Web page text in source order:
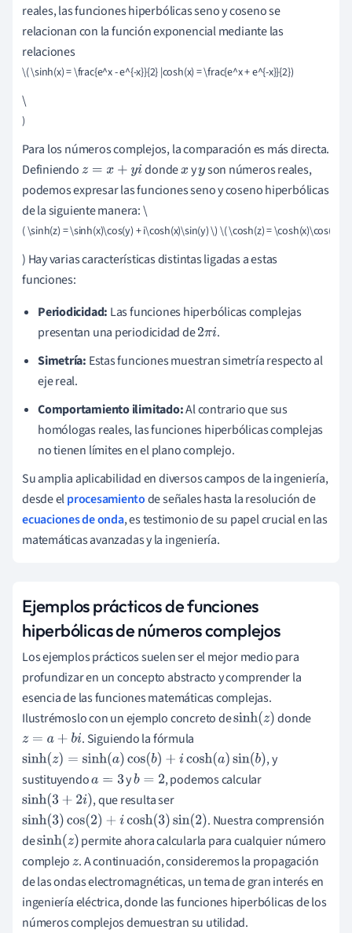
reales, las funciones hiperbólicas seno y coseno se
relacionan con la función exponencial mediante las
relaciones
\( \sinh(x) = \frac{e^x - e^{-x}}{2} |cosh(x) = \frac{e^x + e^{-x}}{2})
\
)
Para los números complejos, la comparación es más directa.
Definiendoz=x+ yi dondex yyson números reales,
podemos expresar las funciones seno y coseno hiperbólicas
de la siguiente manera: \
( \sinh(z) = \sinh(x)\cos(y) + i\cosh(x)\sin(y) \) \( \cosh(z) = \cosh(x)\cos(y)
) Hay varias características distintas ligadas a estas
funciones:
Periodicidad: Las funciones hiperbólicas complejas
presentan una periodicidad de2πi .
Simetría: Estas funciones muestran simetría respecto al
eje real.
Comportamiento ilimitado:Al contrario que sus
homólogas reales, las funciones hiperbólicas complejas
no tienen límites en el plano complejo.
Su amplia aplicabilidad en diversos campos de la ingeniería,
desde elprocesamientode señales hasta la resolución de
ecuaciones de onda, es testimonio de su papel crucial en las
matemáticas avanzadas y la ingeniería.
Ejemplos prácticos de funciones
hiperbólicas de números complejos
Los ejemplos prácticos suelen ser el mejor medio para
profundizar en un concepto abstracto y comprender la
esencia de las funciones matemáticas complejas.
Ilustrémoslo con un ejemplo concreto desinh(z) donde
z=a+ bi
. Siguiendo la fórmula
sinh(z)= sinh(a)cos(b)+icosh (a) sin(b)
, y
sustituyendoa=3 yb =2
, podemos calcular
sinh(3+ 2i)
, que resulta ser
sinh(3)cos(2)+icosh(3)sin(2)
. Nuestra comprensión
desinh(z) permite ahora calcularla para cualquier número
complejoz. A continuación, consideremos la propagación
de las ondas electromagnéticas, un tema de gran interés en
ingeniería eléctrica, donde las funciones hiperbólicas de los
números complejos demuestran su utilidad.